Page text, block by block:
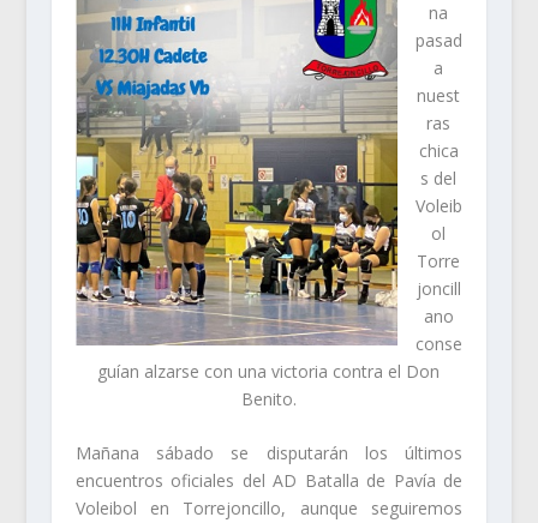
na
pasad
a
nuest
ras
chica
s del
Voleib
ol
Torre
joncill
ano
conse
guían alzarse con una victoria contra el Don
Benito.
Mañana sábado se disputarán los últimos
encuentros oficiales del AD Batalla de Pavía de
Voleibol en Torrejoncillo, aunque seguiremos